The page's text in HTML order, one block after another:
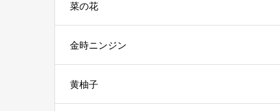
菜の花
金時ニンジン
黄柚子